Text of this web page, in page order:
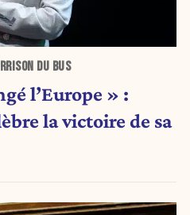
DU BUS
l’Europe » :
la victoire de sa